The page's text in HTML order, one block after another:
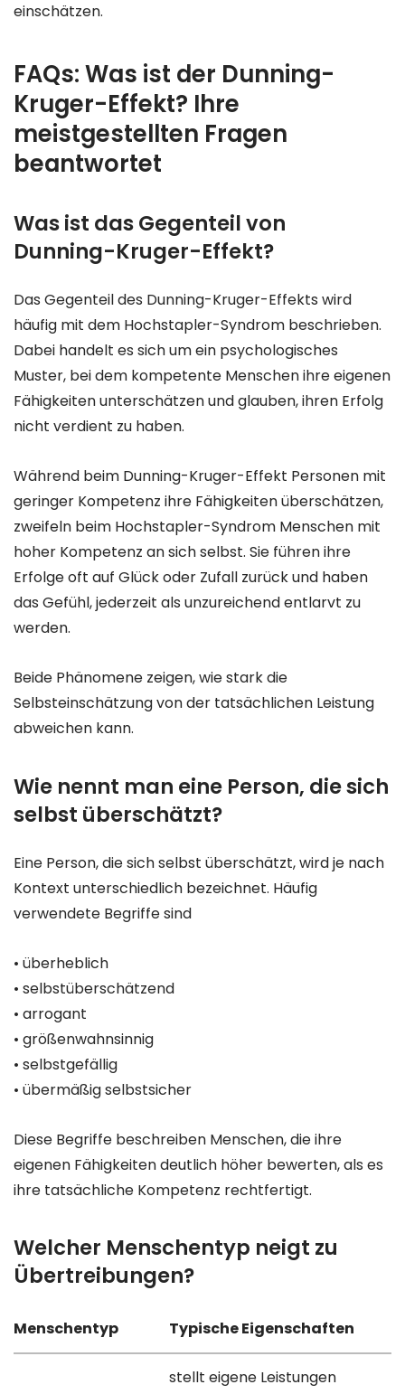
einschätzen.
FAQs: Was ist der Dunning-
Kruger-Effekt? Ihre
meistgestellten Fragen
beantwortet
Was ist das Gegenteil von
Dunning-Kruger-Effekt?
Das Gegenteil des Dunning-Kruger-Effekts wird
häufig mit dem Hochstapler-Syndrom beschrieben.
Dabei handelt es sich um ein psychologisches
Muster, bei dem kompetente Menschen ihre eigenen
Fähigkeiten unterschätzen und glauben, ihren Erfolg
nicht verdient zu haben.
Während beim Dunning-Kruger-Effekt Personen mit
geringer Kompetenz ihre Fähigkeiten überschätzen,
zweifeln beim Hochstapler-Syndrom Menschen mit
hoher Kompetenz an sich selbst. Sie führen ihre
Erfolge oft auf Glück oder Zufall zurück und haben
das Gefühl, jederzeit als unzureichend entlarvt zu
werden.
Beide Phänomene zeigen, wie stark die
Selbsteinschätzung von der tatsächlichen Leistung
abweichen kann.
Wie nennt man eine Person, die sich
selbst überschätzt?
Eine Person, die sich selbst überschätzt, wird je nach
Kontext unterschiedlich bezeichnet. Häufig
verwendete Begriffe sind
• überheblich
• selbstüberschätzend
• arrogant
• größenwahnsinnig
• selbstgefällig
• übermäßig selbstsicher
Diese Begriffe beschreiben Menschen, die ihre
eigenen Fähigkeiten deutlich höher bewerten, als es
ihre tatsächliche Kompetenz rechtfertigt.
Welcher Menschentyp neigt zu
Übertreibungen?
Menschentyp Typische Eigenschaften
stellt eigene Leistungen